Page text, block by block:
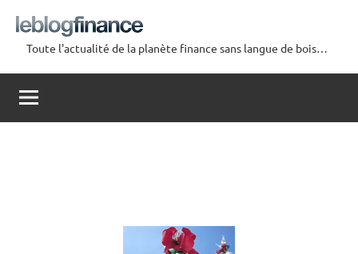
contenu
Le
Blog
Finance
Toute l'actualité de la planète finance sans langue de bois…